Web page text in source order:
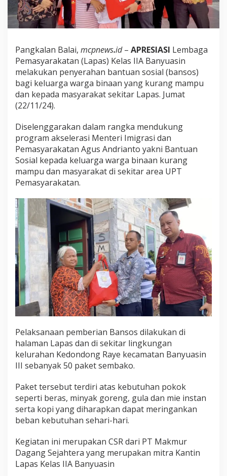
k
a
n
B
n
s
o
s
Pangkalan Balai, mcpnews.id– APRESIASI Lembaga
Pemasyarakatan (Lapas) Kelas IIA Banyuasin
melakukan penyerahan bantuan sosial (bansos)
bagi keluarga warga binaan yang kurang mampu
dan kepada masyarakat sekitar Lapas. Jumat
(22/11/24).
Diselenggarakan dalam rangka mendukung
program akselerasi Menteri Imigrasi dan
Pemasyarakatan Agus Andrianto yakni Bantuan
Sosial kepada keluarga warga binaan kurang
mampu dan masyarakat di sekitar area UPT
Pemasyarakatan.
Pelaksanaan pemberian Bansos dilakukan di
halaman Lapas dan di sekitar lingkungan
kelurahan Kedondong Raye kecamatan Banyuasin
III sebanyak 50 paket sembako.
Paket tersebut terdiri atas kebutuhan pokok
seperti beras, minyak goreng, gula dan mie instan
serta kopi yang diharapkan dapat meringankan
beban kebutuhan sehari-hari.
Kegiatan ini merupakan CSR dari PT Makmur
Dagang Sejahtera yang merupakan mitra Kantin
Lapas Kelas IIA Banyuasin